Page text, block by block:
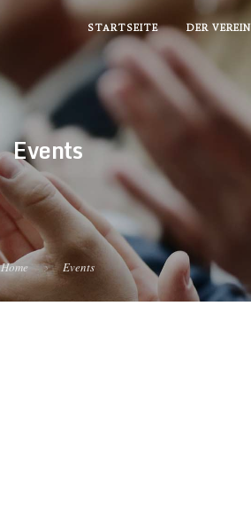
STARTSEITE DER VEREIN
Events
Home Events